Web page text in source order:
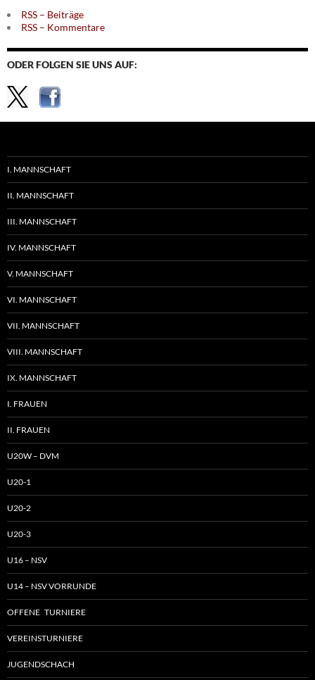
RSS – Beiträge
RSS – Kommentare
ODER FOLGEN SIE UNS AUF:
I. MANNSCHAFT
II. MANNSCHAFT
III. MANNSCHAFT
IV. MANNSCHAFT
V. MANNSCHAFT
VI. MANNSCHAFT
VII. MANNSCHAFT
VIII. MANNSCHAFT
IX. MANNSCHAFT
I. FRAUEN
II. FRAUEN
U20W – DVM
U20-1
U20-2
U20-3
U16 – NSV
U14 – NSV VORRUNDE
OFFENE TURNIERE
VEREINSTURNIERE
JUGENDSCHACH